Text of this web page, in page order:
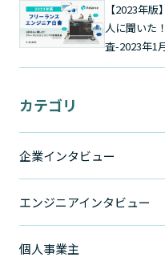
【2023年
人に聞いた
査-2023年1
カテゴリ
企業インタビュー
エンジニアインタビュー
個人事業主